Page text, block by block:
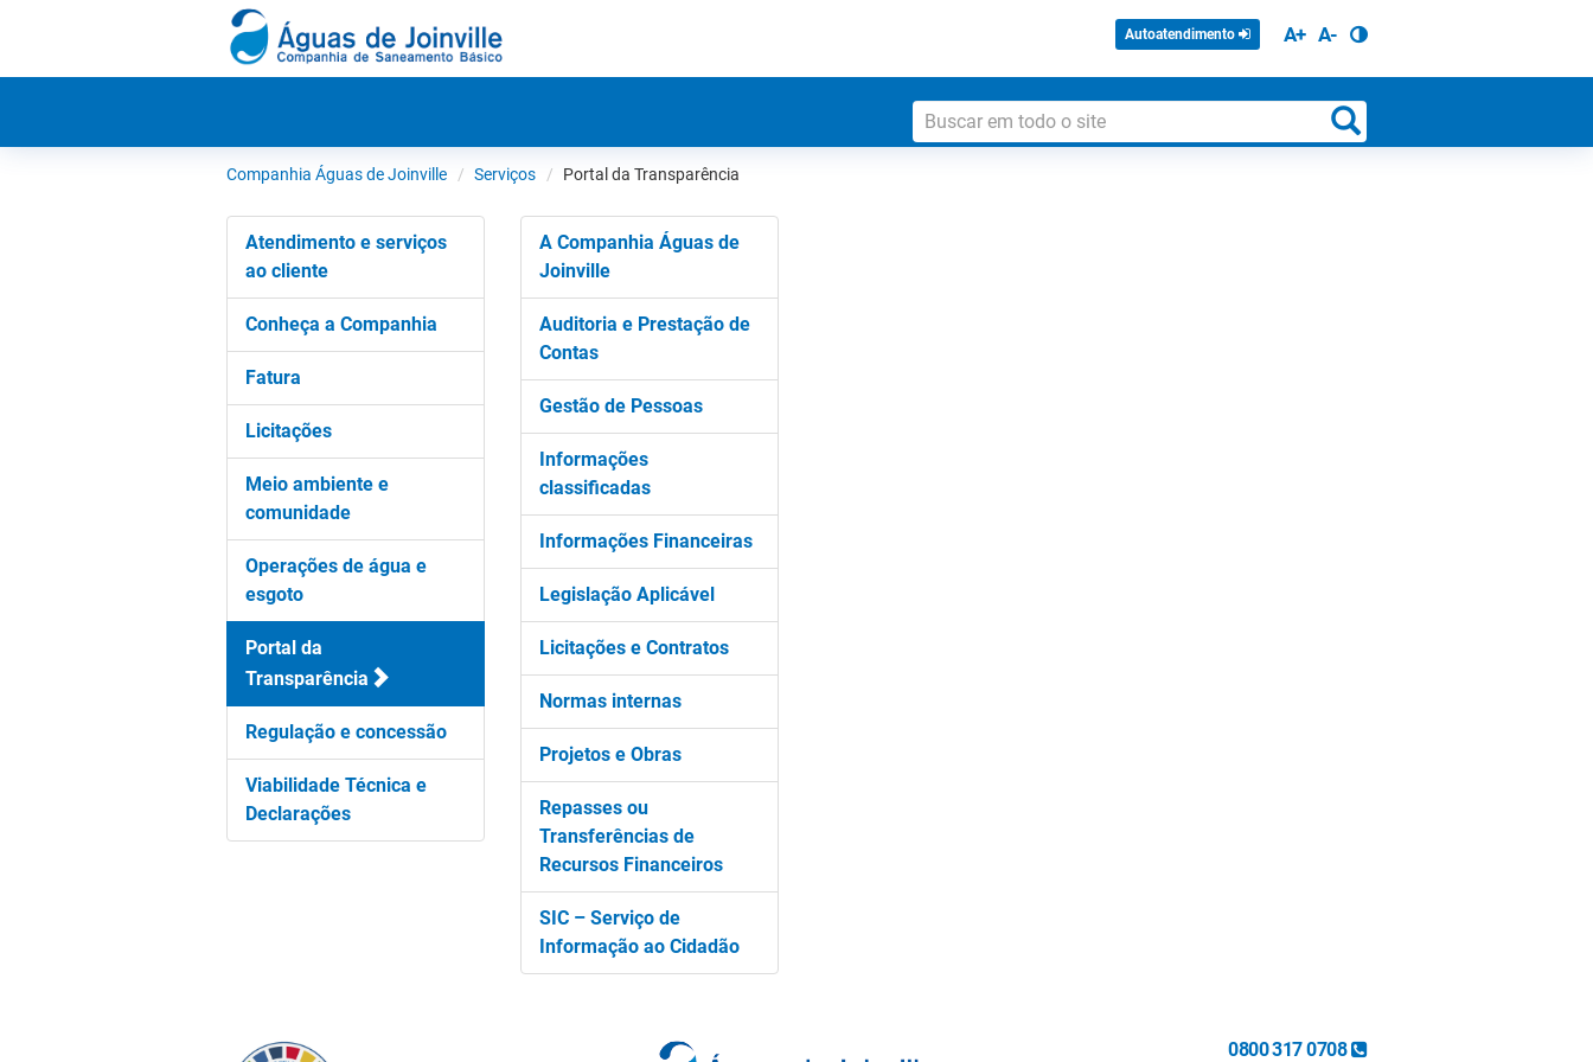
Autoatendimento A+ A-
Companhia Águas de Joinville Serviços Portal da Transparência
Atendimento e serviços
ao cliente
Conheça a Companhia
Fatura
Licitações
Meio ambiente e
comunidade
Operações de água e
esgoto
Portal da
Transparência
Regulação e concessão
Viabilidade Técnica e
Declarações
A Companhia Águas de
Joinville
Auditoria e Prestação de
Contas
Gestão de Pessoas
Informações
classificadas
Informações Financeiras
Legislação Aplicável
Licitações e Contratos
Normas internas
Projetos e Obras
Repasses ou
Transferências de
Recursos Financeiros
SIC – Serviço de
Informação ao Cidadão
0800 317 0708